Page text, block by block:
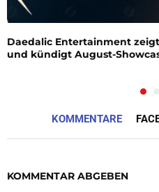
Daedalic Entertainment
und kündigt August-
KOMMENTARE
KOMMENTAR ABGEBEN